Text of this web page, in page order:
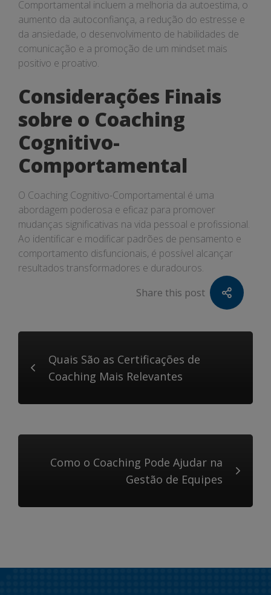
Comportamental incluem a melhoria da autoestima, o
aumento da autoconfiança, a redução do estresse e
da ansiedade, o desenvolvimento de habilidades de
comunicação e a promoção de um mindset mais
positivo e proativo.
Considerações Finais
sobre o Coaching
Cognitivo-
Comportamental
O Coaching Cognitivo-Comportamental é uma
abordagem poderosa e eficaz para promover
mudanças significativas na vida pessoal e profissional.
Ao identificar e modificar padrões de pensamento e
comportamento disfuncionais, é possível alcançar
resultados transformadores e duradouros.
Share this post
Quais São as Certificações de
Coaching Mais Relevantes
Como o Coaching Pode Ajudar na
Gestão de Equipes